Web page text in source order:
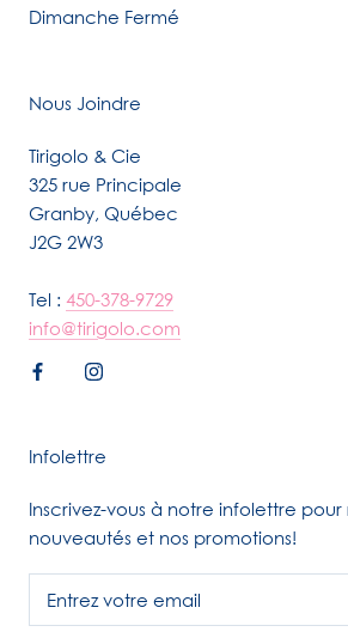
Dimanche Fermé
Nous Joindre
Tirigolo & Cie
325 rue Principale
Granby, Québec
J2G 2W3
Tel : 450-378-9729
info@tirigolo.com
Infolettre
Inscrivez-vous à notre infolettre
nouveautés et nos promotions!